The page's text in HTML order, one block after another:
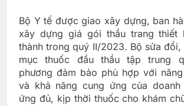
Bộ Y tế được giao xây dựng, ban
xây dựng giá gói thầu trang thiết
thành trong quý II/2023. Bộ sửa
mục thuốc đầu thầu tập trung
phương đảm bảo phù hợp với
và khả năng cung ứng của doanh
ứng đủ, kịp thời thuốc cho khám